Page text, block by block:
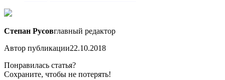
Степан Русовглавный редактор
Автор публикации22.10.2018
Понравилась статья?
Сохраните, чтобы не потерять!